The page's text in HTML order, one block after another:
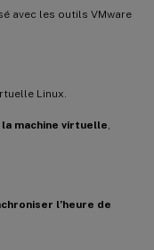
avec les outils VMware
Linux.
machine virtuelle
l’heure de